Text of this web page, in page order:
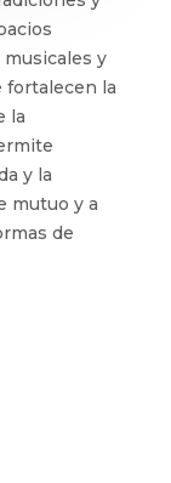
y
fortalecen la
la
y la
mutuo y a
de